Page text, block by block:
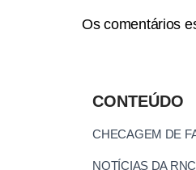
Os comentários
CONTEÚDO
CHECAGEM DE
NOTÍCIAS DA